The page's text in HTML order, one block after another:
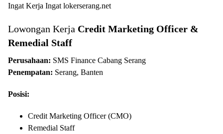
Ingat Kerja Ingat lokerserang.net
Lowongan Kerja Credit Marketing Officer &
Remedial Staff
Perusahaan: SMS Finance Cabang Serang
Penempatan: Serang, Banten
Posisi:
Credit Marketing Officer (CMO)
Remedial Staff